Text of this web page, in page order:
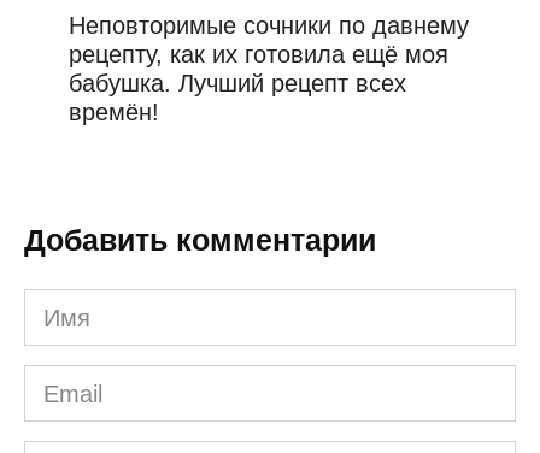
Неповторимые сочники по давнему
рецепту, как их готовила ещё моя
бабушка. Лучший рецепт всех
времён!
Добавить комментарии
Имя
*
Email
*